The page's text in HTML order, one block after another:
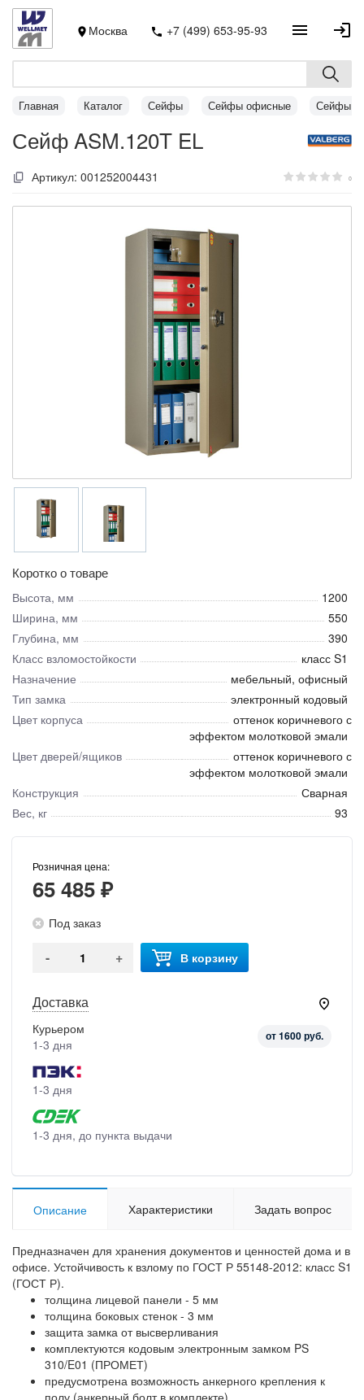
Москва +7 (499) 653-95-93
Главная Каталог Сейфы Сейфы офисные Сейфы
Сейф ASM.120T EL
Артикул: 001252004431 0
Коротко о товаре
Высота, мм
1200
Ширина, мм
550
Глубина, мм
390
Класс взломостойкости
класс S1
Назначение
мебельный, офисный
Тип замка
электронный кодовый
Цвет корпуса
оттенок коричневого с
эффектом молотковой эмали
Цвет дверей/ящиков
оттенок коричневого с
эффектом молотковой эмали
Конструкция
Сварная
Вес, кг
93
Розничная цена:
65 485 ₽
Под заказ
- + В корзину
Доставка
Курьером
1-3 дня
от 1600 руб.
1-3 дня
1-3 дня, до пункта выдачи
Описание Характеристики Задать вопрос
Предназначен для хранения документов и ценностей дома и в
офисе. Устойчивость к взлому по ГОСТ Р 55148-2012: класс S1
(ГОСТ Р).
толщина лицевой панели - 5 мм
толщина боковых стенок - 3 мм
защита замка от высверливания
комплектуются кодовым электронным замком PS
310/E01 (ПРОМЕТ)
предусмотрена возможность анкерного крепления к
полу (анкерный болт в комплекте)